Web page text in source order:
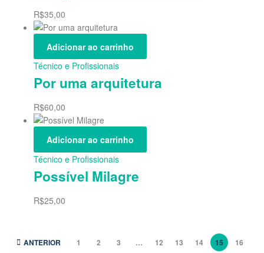
R$35,00
Adicionar ao carrinho
Técnico e Profissionais
Por uma arquitetura
R$60,00
Adicionar ao carrinho
Técnico e Profissionais
Possível Milagre
R$25,00
ANTERIOR 1 2 3 … 12 13 14 15 16